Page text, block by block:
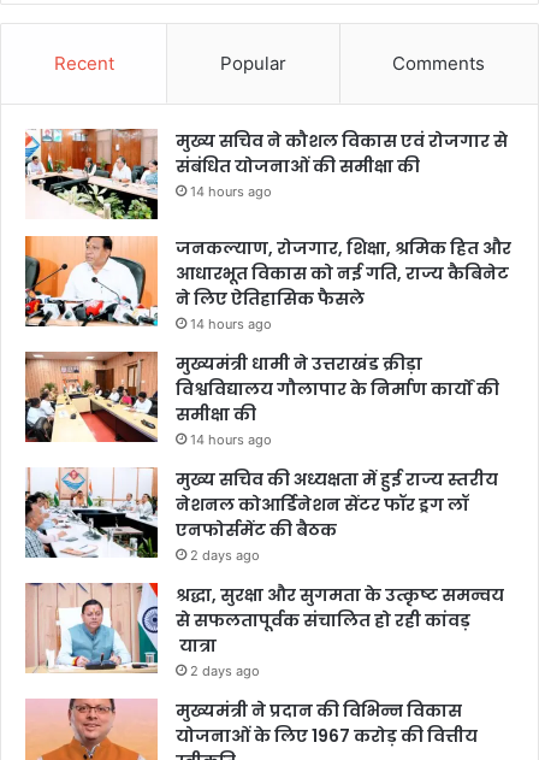
Recent Popular Comments
मुख्य सचिव ने कौशल विकास एवं रोजगार से
संबंधित योजनाओं की समीक्षा की
14 hours ago
जनकल्याण, रोजगार, शिक्षा, श्रमिक हित और
आधारभूत विकास को नई गति, राज्य कैबिनेट
ने लिए ऐतिहासिक फैसले
14 hours ago
मुख्यमंत्री धामी ने उत्तराखंड क्रीड़ा
विश्वविद्यालय गौलापार के निर्माण कार्यों की
समीक्षा की
14 hours ago
मुख्य सचिव की अध्यक्षता में हुई राज्य स्तरीय
नेशनल कोआर्डिनेशन सेंटर फॉर ड्रग लॉ
एनफोर्समेंट की बैठक
2 days ago
श्रद्धा, सुरक्षा और सुगमता के उत्कृष्ट समन्वय
से सफलतापूर्वक संचालित हो रही कांवड़
यात्रा
2 days ago
मुख्यमंत्री ने प्रदान की विभिन्न विकास
योजनाओं के लिए 1967 करोड़ की वित्तीय